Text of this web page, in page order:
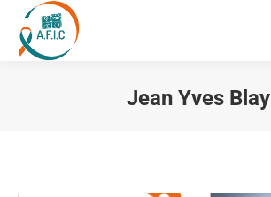
Jean Yves Blay